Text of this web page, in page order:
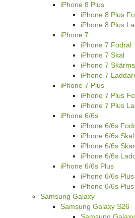
iPhone 8 Plus
iPhone 8 Plus
iPhone 8 Plus
iPhone 7
iPhone 7 Fodral
iPhone 7 Skal
iPhone 7
iPhone 7
iPhone 7 Plus
iPhone 7 Plus
iPhone 7 Plus
iPhone 6/6s
iPhone 6/6s
iPhone 6/6s Skal
iPhone 6/6s
iPhone 6/6s
iPhone 6/6s Plus
iPhone 6/6s
iPhone 6/6s
Samsung Galaxy
Samsung Galaxy S26